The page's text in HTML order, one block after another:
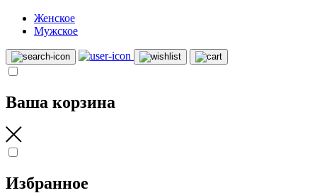
Женское
Мужское
Ваша корзина
Избранное